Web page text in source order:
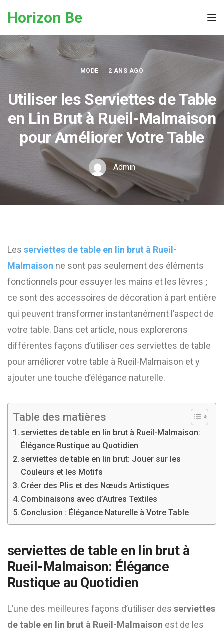
Horizon Be
MODE 2 ANS AGO
Utiliser les Serviettes de Table
en Lin Brut à Rueil-Malmaison
pour Améliorer Votre Table
Admin
Les serviettes de table en lin brut à Rueil-
Malmaison ne sont pas seulement des éléments
fonctionnels pour essuyer les mains et les lèvres ;
ce sont des accessoires de décoration à part entière
qui peuvent transformer instantanément l’aspect de
votre table. Dans cet article, nous explorerons
différentes façons d’utiliser ces serviettes de table
pour améliorer votre table à Rueil-Malmaison et y
ajouter une touche d’élégance naturelle.
Table des matières
serviettes de table en lin brut à Rueil-Malmaison:
Élégance Rustique au Quotidien
serviettes de table en lin brut: Jouer sur les
Couleurs et les Motifs
Créer des Plis et des Nœuds Artistiques
Combinaisons avec d’Autres Textiles
Conclusion : Élégance Naturelle à Votre Table
serviettes de table en lin brut à
Rueil-Malmaison: Élégance
Rustique au Quotidien
L’une des meilleures façons d’utiliser des serviettes
de table en lin brut à Rueil-Malmaison est de les